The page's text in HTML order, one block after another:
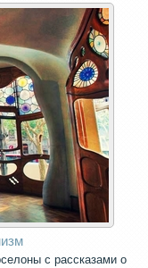
с рассказами о